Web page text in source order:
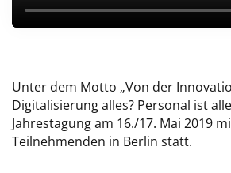
Unter dem Motto „Von der
Digitalisierung alles? Personal ist
Jahrestagung am 16./17. Mai 2019
Teilnehmenden in Berlin statt.